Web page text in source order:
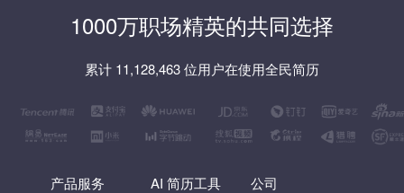
1000万职场精英的共同选择
累计 11,128,463 位用户在使用全民简历
产品服务 AI 简历工具 公司